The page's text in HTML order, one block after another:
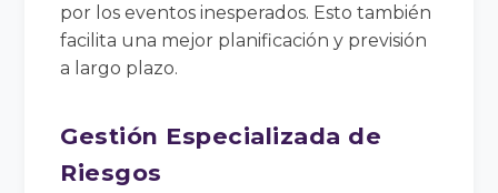
por los eventos inesperados. Esto también
facilita una mejor planificación y previsión
a largo plazo.
Gestión Especializada de
Riesgos